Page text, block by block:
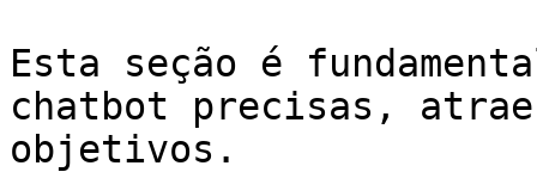
Esta seção é
chatbot precisas,
objetivos.